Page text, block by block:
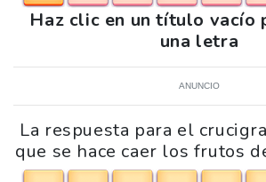
Haz clic en un título vacío
una letra
ANUNCIO
La respuesta para el
que se hace caer los frutos